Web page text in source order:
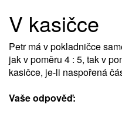
V kasičce
Petr má v pokladničce
jak v poměru 4 : 5, tak v
kasičce, je-li naspořená
Vaše odpověď: